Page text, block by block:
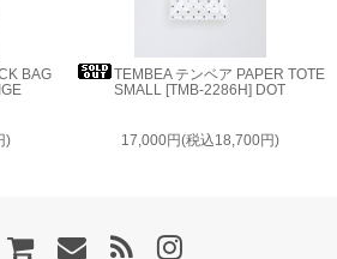
BAG
)
TEMBEA テンベア PAPER TOTE
SMALL [TMB-2286H] DOT
17,000円(税込18,700円)